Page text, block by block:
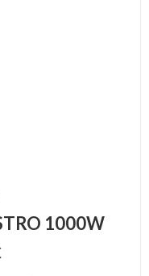
1000W